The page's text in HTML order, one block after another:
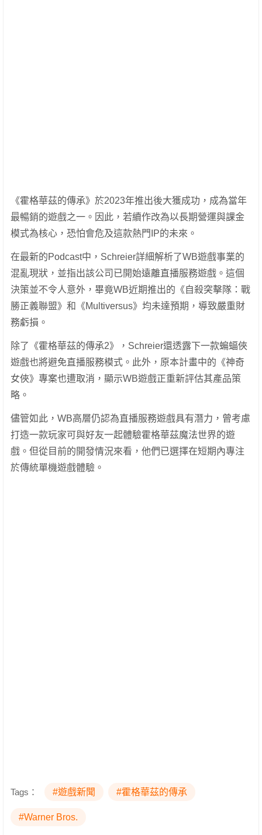
《霍格華茲的傳承》於2023年推出後大獲成功，成為當年
最暢銷的遊戲之一。因此，若續作改為以長期營運與課金
模式為核心，恐怕會危及這款熱門IP的未來。
在最新的Podcast中，Schreier詳細解析了WB遊戲事業的
混亂現狀，並指出該公司已開始遠離直播服務遊戲。這個
決策並不令人意外，畢竟WB近期推出的《自殺突擊隊：戰
勝正義聯盟》和《Multiversus》均未達預期，導致嚴重財
務虧損。
除了《霍格華茲的傳承2》，Schreier還透露下一款蝙蝠俠
遊戲也將避免直播服務模式。此外，原本計畫中的《神奇
女俠》專案也遭取消，顯示WB遊戲正重新評估其產品策
略。
儘管如此，WB高層仍認為直播服務遊戲具有潛力，曾考慮
打造一款玩家可與好友一起體驗霍格華茲魔法世界的遊
戲。但從目前的開發情況來看，他們已選擇在短期內專注
於傳統單機遊戲體驗。
Tags： #遊戲新聞 #霍格華茲的傳承
#Warner Bros.